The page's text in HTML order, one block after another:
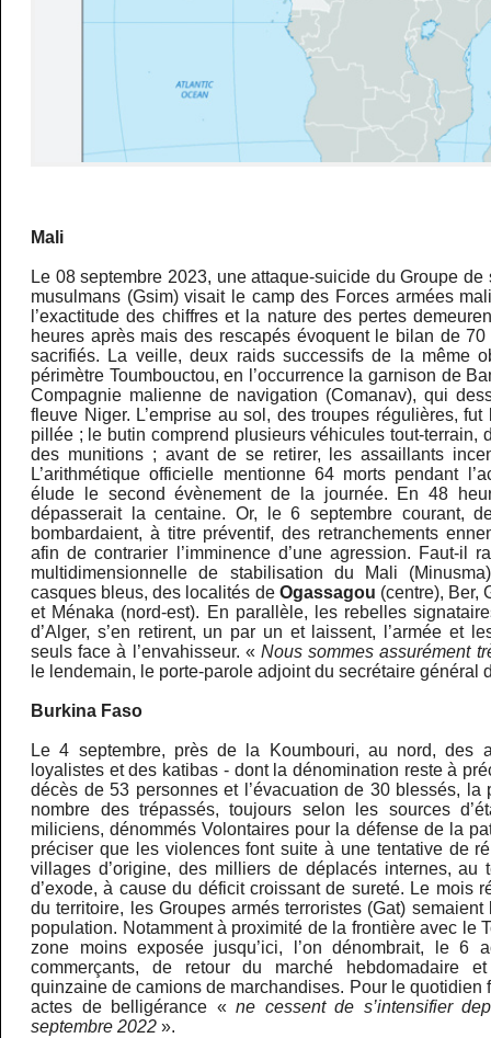
Mali
Le 08 septembre 2023, une attaque-suicide du Groupe de
musulmans (Gsim) visait le camp des Forces armées
l’exactitude des chiffres et la nature des pertes
heures après mais des rescapés évoquent le bilan de
sacrifiés. La veille, deux raids successifs de la même
périmètre Toumbouctou, en l’occurrence la garnison de
Compagnie malienne de navigation (Comanav), qui
fleuve Niger. L’emprise au sol, des troupes régulières,
pillée ; le butin comprend plusieurs véhicules tout-terrain,
des munitions ; avant de se retirer, les assaillants
L’arithmétique officielle mentionne 64 morts pendant
élude le second évènement de la journée. En 48
dépasserait la centaine. Or, le 6 septembre courant,
bombardaient, à titre préventif, des retranchements
afin de contrarier l’imminence d’une agression. Faut-il
multidimensionnelle de stabilisation du Mali
casques bleus, des localités de Ogassagou (centre), Ber,
et Ménaka (nord-est). En parallèle, les rebelles
d’Alger, s’en retirent, un par un et laissent, l’armée et
seuls face à l’envahisseur. «Nous sommes assurément
le lendemain, le porte-parole adjoint du secrétaire général
Burkina Faso
Le 4 septembre, près de la Koumbouri, au nord, des
loyalistes et des katibas - dont la dénomination reste à
décès de 53 personnes et l’évacuation de 30 blessés, la
nombre des trépassés, toujours selon les sources
miliciens, dénommés Volontaires pour la défense de la
préciser que les violences font suite à une tentative de
villages d’origine, des milliers de déplacés internes, au
d’exode, à cause du déficit croissant de sureté. Le mois
du territoire, les Groupes armés terroristes (Gat)
population. Notamment à proximité de la frontière avec le
zone moins exposée jusqu’ici, l’on dénombrait, le 6
commerçants, de retour du marché hebdomadaire
quinzaine de camions de marchandises. Pour le quotidien
actes de belligérance «ne cessent de s’intensifier
septembre 2022 ».